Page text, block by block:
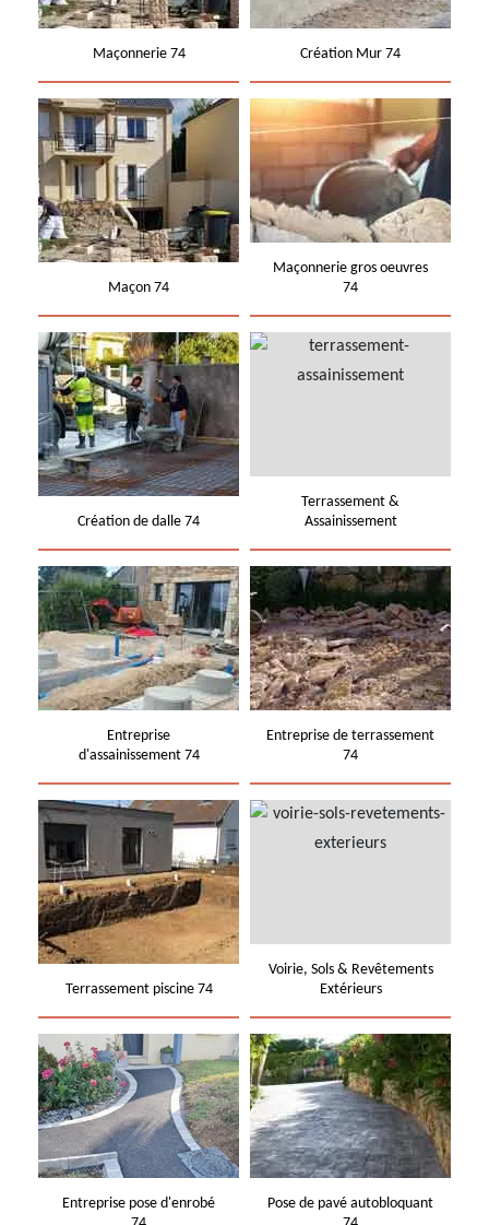
Maçonnerie 74 Création Mur 74
Maçon 74
Maçonnerie gros oeuvres
74
Création de dalle 74
Terrassement &
Assainissement
Entreprise
d'assainissement 74
Entreprise de terrassement
74
Terrassement piscine 74
Voirie, Sols & Revêtements
Extérieurs
Entreprise pose d'enrobé
Pose de pavé autobloquant